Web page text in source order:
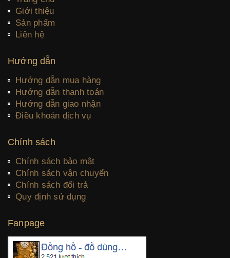
Giới thiệu
Sản phẩm
Liên hệ
Hướng dẫn
Hướng dẫn mua hàng
Hướng dẫn thanh toán
Hướng dẫn giao nhận
Điều khoản dịch vụ
Chính sách
Chính sách bảo mật
Chính sách vận chuyển
Chính sách đổi trả
Quy định sử dụng
Fanpage